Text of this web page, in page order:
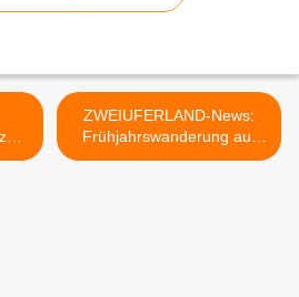
ZWEIUFERLAND-News:
Frühjahrswanderung auf
dem